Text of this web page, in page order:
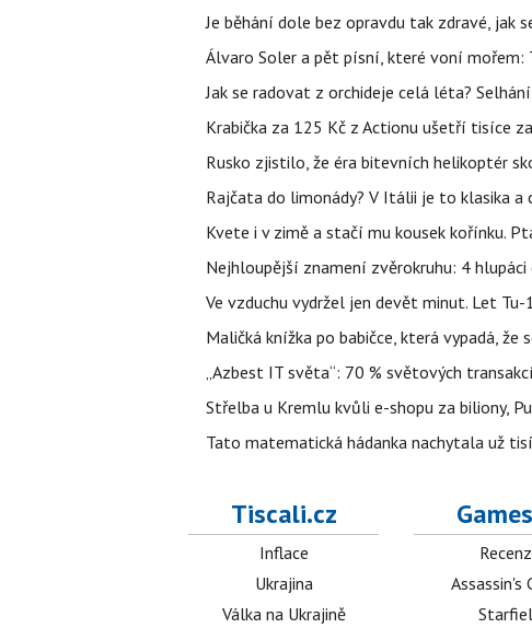
Je běhání dole bez opravdu tak zdravé, jak
Álvaro Soler a pět písní, které voní
Jak se radovat z orchideje celá léta?
Krabička za 125 Kč z Actionu ušetří tisíce
Rusko zjistilo, že éra bitevních helikoptér
Rajčata do limonády? V Itálii je to klasika
Kvete i v zimě a stačí mu kousek kořínku.
Nejhloupější znamení zvěrokruhu: 4
Ve vzduchu vydržel jen devět minut. Let
Maličká knížka po babičce, která vypadá,
„Azbest IT světa“: 70 % světových
Střelba u Kremlu kvůli e-shopu za biliony,
Tato matematická hádanka nachytala už
Tiscali.cz
Inflace
Ukrajina
Válka na Ukrajině
Assassin's